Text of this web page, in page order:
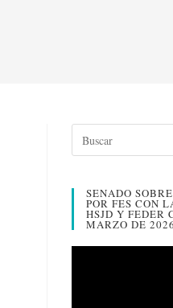
SENADO
POR FES CON
HSJD Y FEDER
MARZO DE 2026